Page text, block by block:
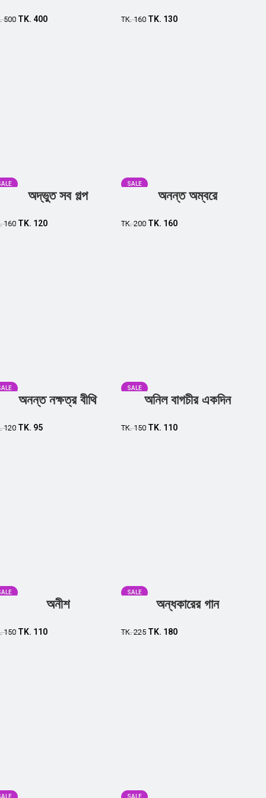
500 TK. 400 TK.160 TK. 130
অদ্ভুত সব গল্প
160 TK. 120
SALE
অনন্ত অম্বরে
TK.200 TK. 160
অনন্ত নক্ষত্র বীথি
120 TK. 95
SALE
অনিল বাগচীর একদিন
TK.150 TK. 110
অনীশ
150 TK. 110
SALE
অন্ধকারের গান
TK.225 TK. 180
SALE